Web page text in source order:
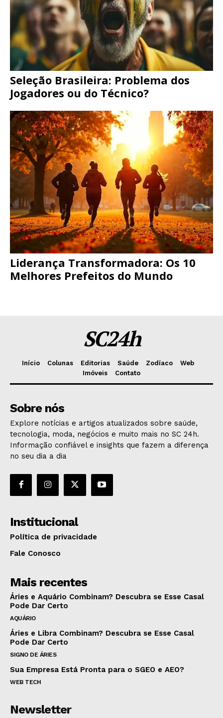
Seleção Brasileira: Problema dos
Jogadores ou do Técnico?
Liderança Transformadora: Os 10
Melhores Prefeitos do Mundo
SC24h
Início Colunas Editorias Saúde Zodíaco
Web
Imóveis
Contato
Sobre nós
Explore notícias e artigos atualizados sobre saúde,
tecnologia, moda, negócios e muito mais no SC 24h.
Informação confiável e insights que fazem a diferença
no seu dia a dia
Institucional
Política de privacidade
Fale Conosco
Mais recentes
Áries e Aquário Combinam? Descubra se Esse Casal
Pode Dar Certo
AQUÁRIO
Áries e Libra Combinam? Descubra se Esse Casal
Pode Dar Certo
SIGNO DE ÁRIES
Sua Empresa Está Pronta para o SGEO e AEO?
WEB TECH
Newsletter